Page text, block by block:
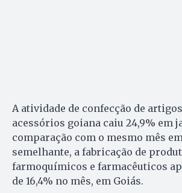
A atividade de confecção de
acessórios goiana caiu 24,9% em
comparação com o mesmo mês
semelhante, a fabricação de
farmoquímicos e farmacêuticos
de 16,4% no mês, em Goiás.